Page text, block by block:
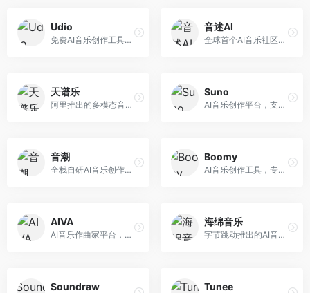
Udio
免费AI音乐创作工具，专注于高质量音乐生成。面向音乐创作者和内容制作者，支持多种音乐风格生成，音质专业，创作自由度高，适合专业音乐制作场景。
音述AI
全球首个AI音乐社区平台，整合创作与分享功能。面向音乐创作者和爱好者，提供音乐创作、作品分享、社区交流等服务，社区氛围活跃。
天谱乐
阿里推出的多模态音乐生成平台，整合音频与文本理解能力。面向内容创作者，支持歌词生成、旋律创作、音乐编辑等服务，与阿里生态深度整合。
Suno
AI音乐创作平台，支持通过文字描述生成完整歌曲，包含歌词、旋律和人声。面向音乐爱好者、内容创作者和独立音乐人，操作门槛低，创作速度快，支持多种音乐风格，为音乐创作带来全新可能。
音潮
全栈自研AI音乐创作平台，支持从创作到发布的完整流程。面向独立音乐人和音乐工作室，提供作词作曲、编曲混音、音乐发布等服务，创作工具专业。
Boomy
AI音乐创作工具，专注于快速音乐生成与发布。面向音乐爱好者和业余创作者，支持一键生成原创音乐，可直接发布到音乐平台，创作门槛低。
AIVA
AI音乐作曲家平台，专注于古典和影视配乐创作。面向影视制作人和游戏开发者，提供原创音乐生成、配乐定制等服务，音乐风格专业，适合影视游戏配乐。
海绵音乐
字节跳动推出的AI音乐创作平台，支持多风格音乐生成。面向内容创作者和音乐爱好者，提供歌词创作、旋律生成、编曲制作等服务，创作效率高，适合短视频配乐。
Soundraw Tunee